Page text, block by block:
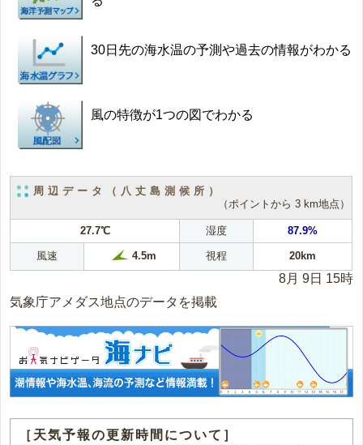
30日先の海水温の予測や過去の情報がわかる
風の特徴が1つの図でわかる
周辺データ（八丈島測候所）
（ポイントから 3 km地点）
27.7℃ 湿度 87.9%
風速 4.5m 視程 20km
8月 9日 15時
気象庁アメダス地点のデータを掲載
［天気予報の更新時間について］